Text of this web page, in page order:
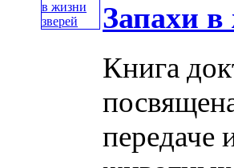
Запахи в
Книга